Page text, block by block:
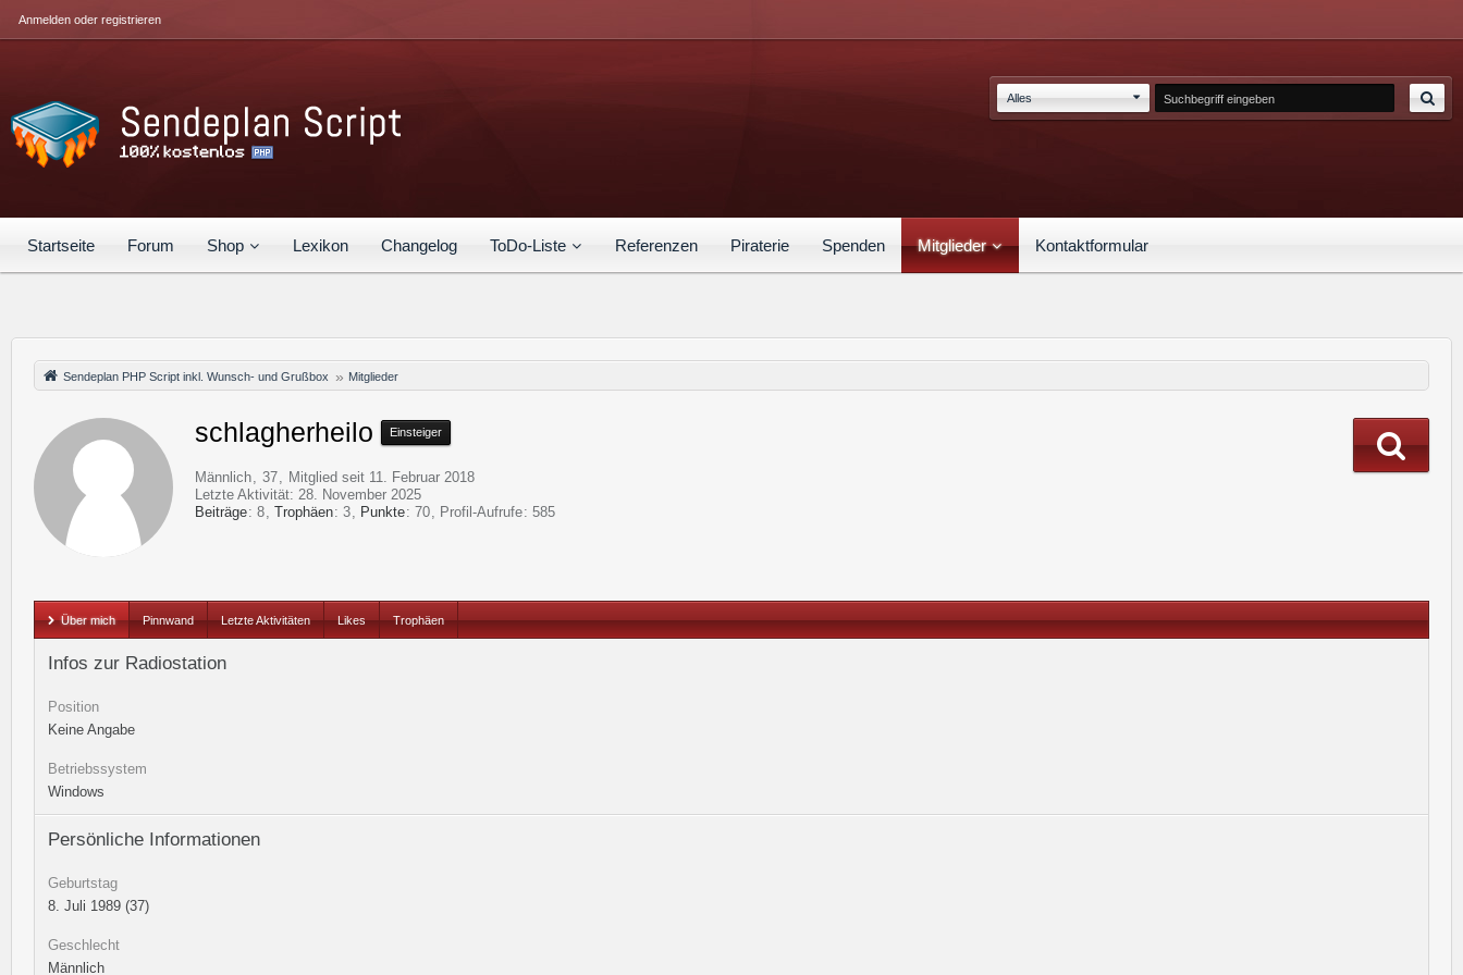
Startseite Forum Shop Lexikon Changelog ToDo-Liste Referenzen Piraterie Spenden Mitglieder Kontaktformular
Anmelden oder registrieren
Alles
Sendeplan PHP Script inkl. Wunsch- und Grußbox Mitglieder
schlagherheilo Einsteiger
Männlich 37
Mitglied seit 11. Februar 2018
Letzte Aktivität: 28. November 2025
Beiträge 8 Trophäen 3 Punkte 70 Profil-Aufrufe 585
Über mich Pinnwand Letzte Aktivitäten Likes Trophäen
Infos zur Radiostation
Position
Keine Angabe
Betriebssystem
Windows
Persönliche Informationen
Geburtstag
8. Juli 1989 (37)
Geschlecht
Männlich